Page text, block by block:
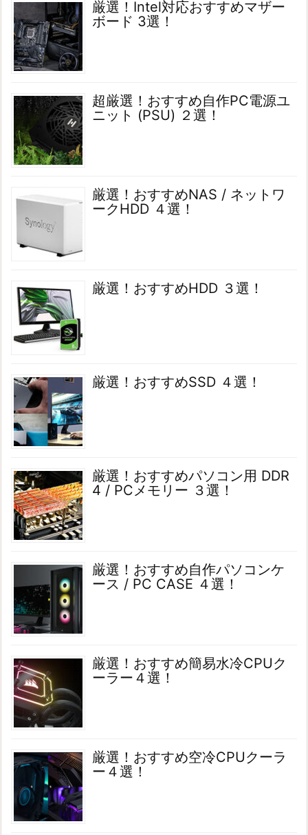
厳選！Intel対応おすすめマザー
ボード 3選！
超厳選！おすすめ自作PC電源ユ
ニット (PSU) ２選！
厳選！おすすめNAS / ネットワ
ークHDD ４選！
厳選！おすすめHDD ３選！
厳選！おすすめSSD ４選！
厳選！おすすめパソコン用 DDR
4 / PCメモリー ３選！
厳選！おすすめ自作パソコンケ
ース / PC CASE ４選！
厳選！おすすめ簡易水冷CPUク
ーラー４選！
厳選！おすすめ空冷CPUクーラ
ー４選！